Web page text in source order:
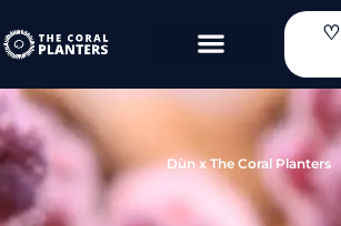
au
contenu
♡
Dùn x The Coral Planters